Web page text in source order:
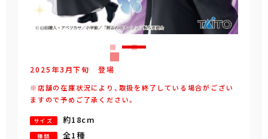
2025年3 月下旬 登場
※店舗の在庫状況により、取扱を終了している場合がござい
ますので予めご了承ください。
サイズ 約18cm
種類 全1種